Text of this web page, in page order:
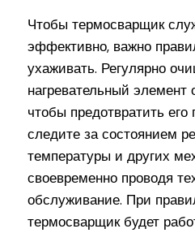
Чтобы термосварщик
эффективно, важно
ухаживать. Регулярно
нагревательный элемент
чтобы предотвратить
следите за состоянием
температуры и других
своевременно проводя
обслуживание. При
термосварщик будет